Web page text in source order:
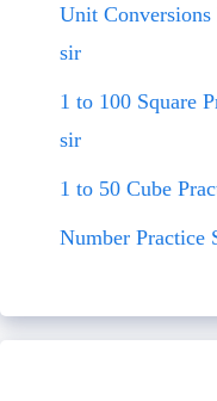
Unit Conversions
sir
1 to 100 Square
sir
1 to 50 Cube
Number Practice